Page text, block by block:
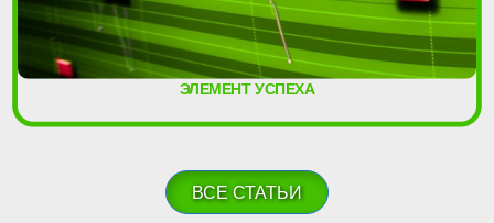
ЭЛЕМЕНТ УСПЕХА
ВСЕ СТАТЬИ